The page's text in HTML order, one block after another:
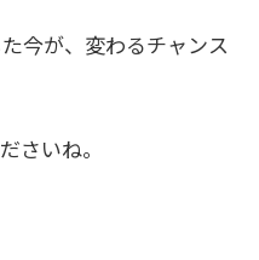
今が、変わるチャンス
さいね。